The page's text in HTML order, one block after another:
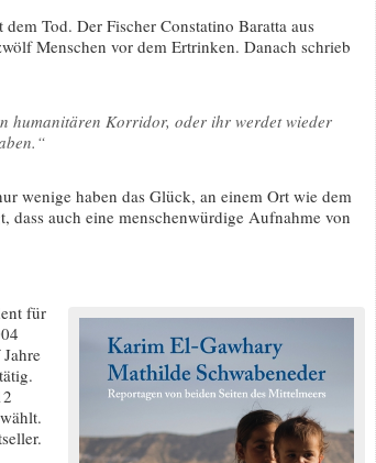
Tod. Der Fischer Constatino Baratta aus
Menschen vor dem Ertrinken. Danach schrieb
humanitären Korridor, oder ihr werdet wieder
wenige haben das Glück, an einem Ort wie dem
dass auch eine menschenwürdige Aufnahme von
für